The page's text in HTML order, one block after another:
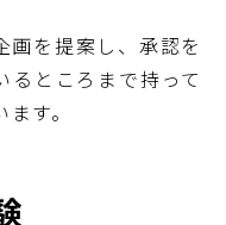
画を提案し、承認を
るところまで持って
す。